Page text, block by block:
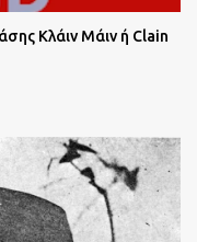
Κλάιν Μάιν ή Clain